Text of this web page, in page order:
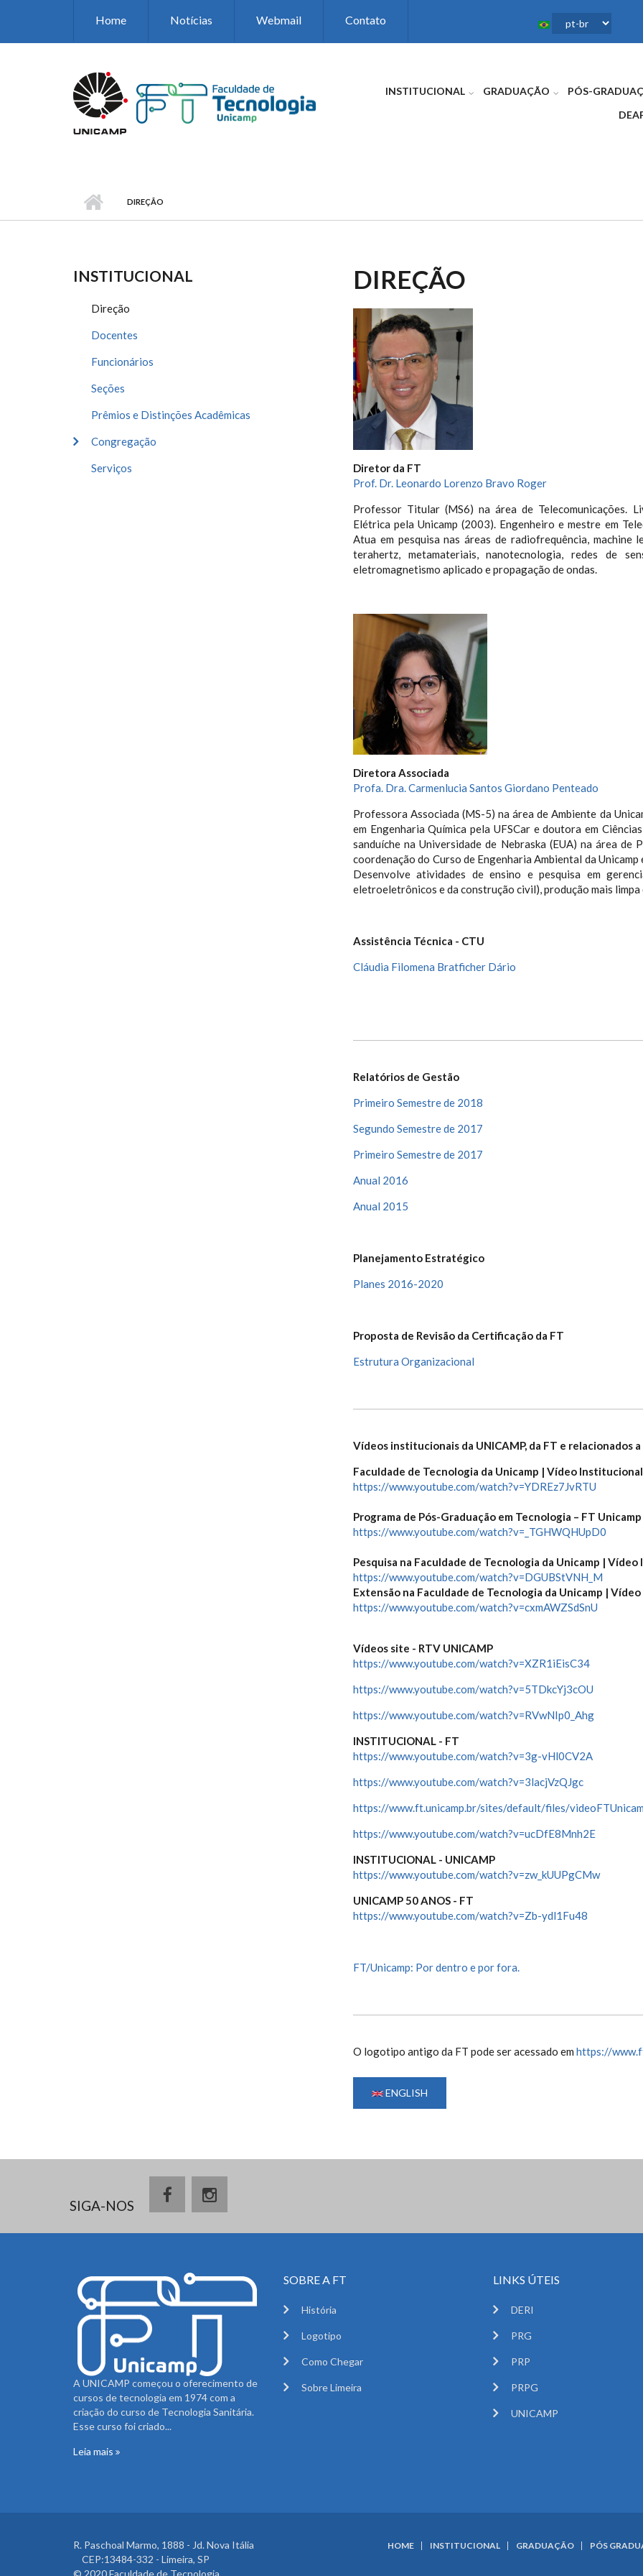
Home Notícias Webmail Contato
INSTITUCIONAL GRADUAÇÃO PÓS-
DIREÇÃO
INSTITUCIONAL
Direção
Docentes
Funcionários
Seções
Prêmios e Distinções Acadêmicas
Congregação
Serviços
DIREÇÃO
Diretor da FT
Prof. Dr. Leonardo Lorenzo Bravo Roger
Professor Titular (MS6) na área de Telecomunicações.
Elétrica pela Unicamp (2003). Engenheiro e mestre em
Atua em pesquisa nas áreas de radiofrequência, machine
terahertz, metamateriais, nanotecnologia, redes de
eletromagnetismo aplicado e propagação de ondas.
Diretora Associada
Profa. Dra. Carmenlucia Santos Giordano Penteado
Professora Associada (MS-5) na área de Ambiente da
em Engenharia Química pela UFSCar e doutora em
sanduíche na Universidade de Nebraska (EUA) na área
coordenação do Curso de Engenharia Ambiental da
Desenvolve atividades de ensino e pesquisa em
eletroeletrônicos e da construção civil), produção mais limpa
Assistência Técnica - CTU
Cláudia Filomena Bratficher Dário
Relatórios de Gestão
Primeiro Semestre de 2018
Segundo Semestre de 2017
Primeiro Semestre de 2017
Anual 2016
Anual 2015
Planejamento Estratégico
Planes 2016-2020
Proposta de Revisão da Certificação da FT
Estrutura Organizacional
Vídeos institucionais da UNICAMP, da FT e relacionados a
Faculdade de Tecnologia da Unicamp | Vídeo Institucional
https://www.youtube.com/watch?v=YDREz7JvRTU
Programa de Pós-Graduação em Tecnologia – FT
https://www.youtube.com/watch?v=_TGHWQHUpD0
Pesquisa na Faculdade de Tecnologia da Unicamp |
https://www.youtube.com/watch?v=DGUBStVNH_M
Extensão na Faculdade de Tecnologia da Unicamp |
https://www.youtube.com/watch?v=cxmAWZSdSnU
Vídeos site - RTV UNICAMP
https://www.youtube.com/watch?v=XZR1iEisC34
https://www.youtube.com/watch?v=5TDkcYj3cOU
https://www.youtube.com/watch?v=RVwNIp0_Ahg
INSTITUCIONAL - FT
https://www.youtube.com/watch?v=3g-vHl0CV2A
https://www.youtube.com/watch?v=3lacjVzQJgc
https://www.ft.unicamp.br/sites/default/files/
https://www.youtube.com/watch?v=ucDfE8Mnh2E
INSTITUCIONAL - UNICAMP
https://www.youtube.com/watch?v=zw_kUUPgCMw
UNICAMP 50 ANOS - FT
https://www.youtube.com/watch?v=Zb-ydl1Fu48
FT/Unicamp: Por dentro e por fora.
O logotipo antigo da FT pode ser acessado em https://
ENGLISH
SIGA-NOS
A UNICAMP começou o oferecimento de
cursos de tecnologia em 1974 com a
criação do curso de Tecnologia Sanitária.
Esse curso foi criado...
Leia mais
SOBRE A FT
História
Logotipo
Como Chegar
Sobre Limeira
LINKS ÚTEIS
DERI
PRG
PRP
PRPG
UNICAMP
R. Paschoal Marmo, 1888 - Jd. Nova Itália
CEP:13484-332 - Limeira, SP
HOME INSTITUCIONAL GRADUAÇÃO PÓS